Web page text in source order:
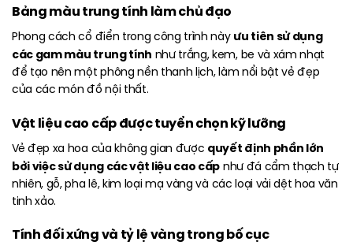
Bảng màu trung tính làm chủ đạo
Phong cách cổ điển trong công trình nàyưu tiên sử dụng
các gam màu trung tính như trắng, kem, be và xám nhạt
để tạo nên một phông nền thanh lịch, làm nổi bật vẻ đẹp
của các món đồ nội thất.
Vật liệu cao cấp được tuyển chọn kỹ lưỡng
Vẻ đẹp xa hoa của không gian được quyết định phần lớn
bởi việc sử dụng các vật liệu cao cấpnhư đá cẩm thạch tự
nhiên, gỗ, pha lê, kim loại mạ vàng và các loại vải dệt hoa văn
tinh xảo.
Tính đối xứng và tỷ lệ vàng trong bố cục